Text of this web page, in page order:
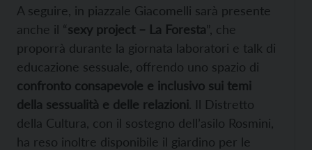
A seguire, in piazzale Giacomelli sarà presente
anche il “sexy project – La Foresta”, che
proporrà durante la giornata laboratori e talk di
educazione sessuale, offrendo uno spazio di
confronto consapevole e inclusivo sui temi
della sessualità e delle relazioni. Il Distretto
della Cultura, con il sostegno dell’asilo Rosmini,
ha reso inoltre disponibile il giardino per le